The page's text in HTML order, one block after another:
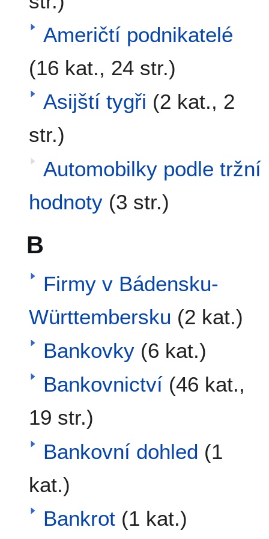
Američtí podnikatelé
(16 kat., 24 str.)
Asijští tygři (2 kat., 2
str.)
Automobilky podle tržní
hodnoty (3 str.)
B
Firmy v Bádensku-
Württembersku (2 kat.)
Bankovky (6 kat.)
Bankovnictví (46 kat.,
19 str.)
Bankovní dohled (1
kat.)
Bankrot (1 kat.)